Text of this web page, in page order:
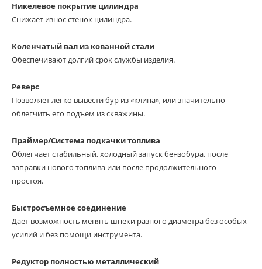
Никелевое покрытие цилиндра
Снижает износ стенок цилиндра.
Коленчатый вал из кованной стали
Обеспечивают долгий срок службы изделия.
Реверс
Позволяет легко вывести бур из «клина», или значительно
облегчить его подъем из скважины.
Праймер/Система подкачки топлива
Облегчает стабильный, холодный запуск бензобура, после
заправки нового топлива или после продолжительного
простоя.
Быстросъемное соединение
Дает возможность менять шнеки разного диаметра без особых
усилий и без помощи инструмента.
Редуктор полностью металлический